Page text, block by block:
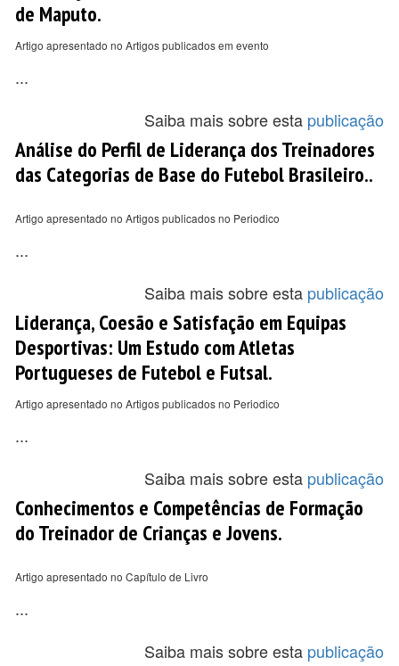
de Maputo.
Artigo apresentado no Artigos publicados em evento
...
Saiba mais sobre esta publicação
Análise do Perfil de Liderança dos Treinadores
das Categorias de Base do Futebol Brasileiro..
Artigo apresentado no Artigos publicados no Periodico
...
Saiba mais sobre esta publicação
Liderança, Coesão e Satisfação em Equipas
Desportivas: Um Estudo com Atletas
Portugueses de Futebol e Futsal.
Artigo apresentado no Artigos publicados no Periodico
...
Saiba mais sobre esta publicação
Conhecimentos e Competências de Formação
do Treinador de Crianças e Jovens.
Artigo apresentado no Capítulo de Livro
...
Saiba mais sobre esta publicação